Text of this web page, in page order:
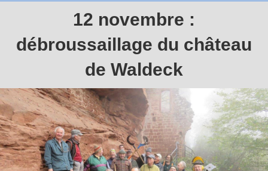
12 novembre :
débroussaillage du château
de Waldeck